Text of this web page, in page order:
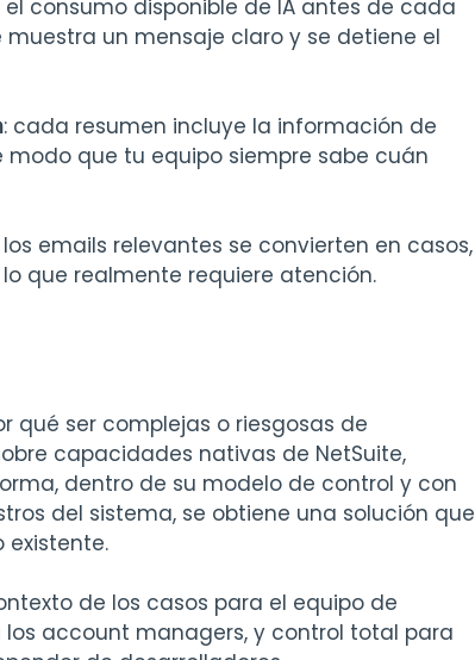
consumo disponible de IA antes de cada
muestra un mensaje claro y se detiene el
: cada resumen incluye la información de
que tu equipo siempre sabe cuán
los emails relevantes se convierten en casos,
que realmente requiere atención.
qué ser complejas o riesgosas de
capacidades nativas de NetSuite,
dentro de su modelo de control y con
del sistema, se obtiene una solución que
existente.
de los casos para el equipo de
account managers, y control total para